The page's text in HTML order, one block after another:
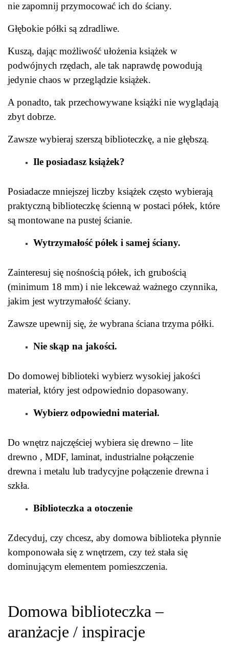
nie zapomnij przymocować ich do ściany.
Głębokie półki są zdradliwe.
Kuszą, dając możliwość ułożenia książek w
podwójnych rzędach, ale tak naprawdę powodują
jedynie chaos w przeglądzie książek.
A ponadto, tak przechowywane książki nie wyglądają
zbyt dobrze.
Zawsze wybieraj szerszą biblioteczkę, a nie głębszą.
Ile posiadasz książek?
Posiadacze mniejszej liczby książek często wybierają
praktyczną biblioteczkę ścienną w postaci półek, które
są montowane na pustej ścianie.
Wytrzymałość półek i samej ściany.
Zainteresuj się nośnością półek, ich grubością
(minimum 18 mm) i nie lekceważ ważnego czynnika,
jakim jest wytrzymałość ściany.
Zawsze upewnij się, że wybrana ściana trzyma półki.
Nie skąp na jakości.
Do domowej biblioteki wybierz wysokiej jakości
materiał, który jest odpowiednio dopasowany.
Wybierz odpowiedni materiał.
Do wnętrz najczęściej wybiera się drewno – lite
drewno , MDF, laminat, industrialne połączenie
drewna i metalu lub tradycyjne połączenie drewna i
szkła.
Biblioteczka a otoczenie
Zdecyduj, czy chcesz, aby domowa biblioteka płynnie
komponowała się z wnętrzem, czy też stała się
dominującym elementem pomieszczenia.
Domowa biblioteczka –
aranżacje / inspiracje